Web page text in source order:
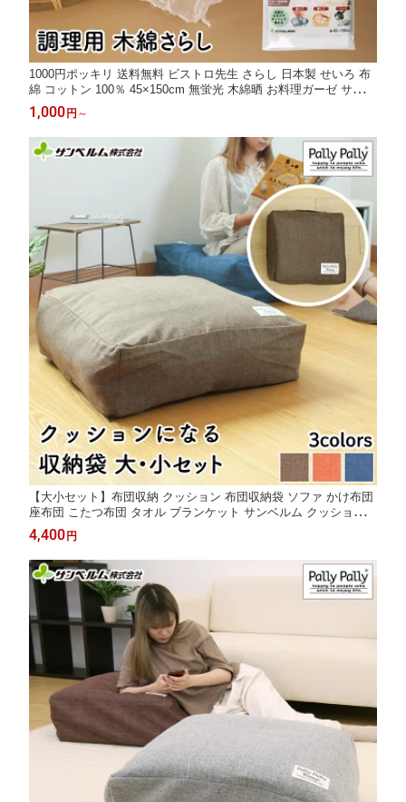
1000円ポッキリ 送料無料 ビストロ先生 さらし 日本製 せいろ 布
綿 コットン 100％ 45×150cm 無蛍光 木綿晒 お料理ガーゼ サンベ
ルム(sanbelm)
1,000 円 ～
【大小セット】布団収納 クッション 布団収納袋 ソファ かけ布団
座布団 こたつ布団 タオル ブランケット サンベルム クッションに
なる収納袋大小セット
4,400 円